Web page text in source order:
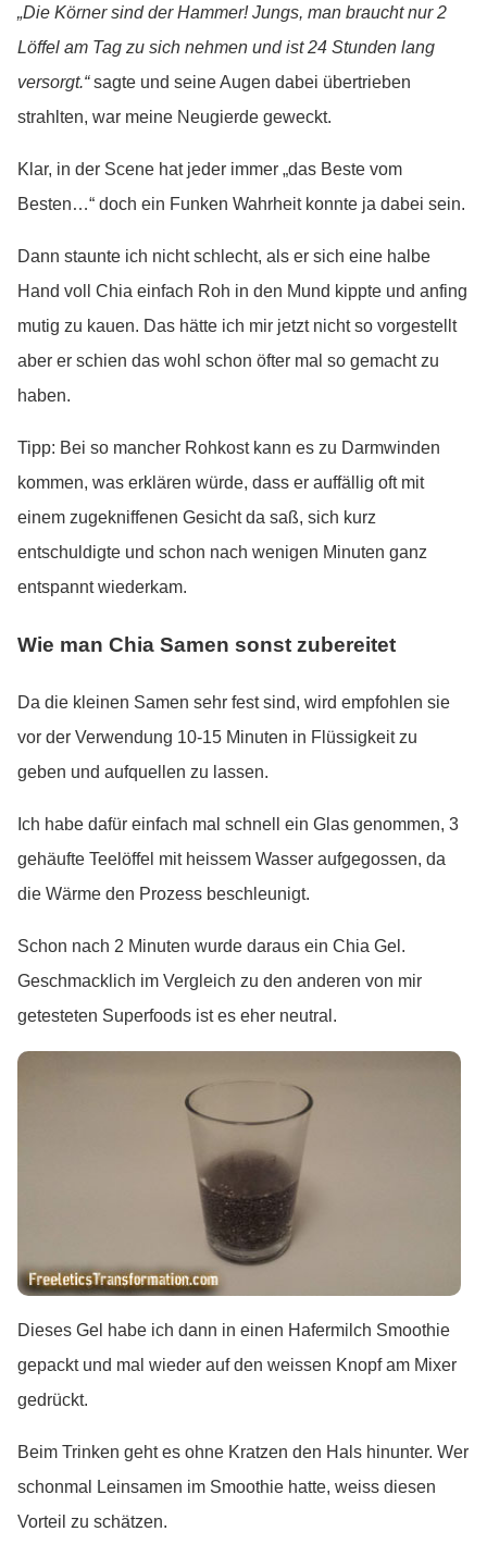
„Die Körner sind der Hammer! Jungs, man braucht nur 2
Löffel am Tag zu sich nehmen und ist 24 Stunden lang
versorgt.“sagte und seine Augen dabei übertrieben
strahlten, war meine Neugierde geweckt.
Klar, in der Scene hat jeder immer „das Beste vom
Besten…“ doch ein Funken Wahrheit konnte ja dabei sein.
Dann staunte ich nicht schlecht, als er sich eine halbe
Hand voll Chia einfach Roh in den Mund kippte und anfing
mutig zu kauen. Das hätte ich mir jetzt nicht so vorgestellt
aber er schien das wohl schon öfter mal so gemacht zu
haben.
Tipp: Bei so mancher Rohkost kann es zu Darmwinden
kommen, was erklären würde, dass er auffällig oft mit
einem zugekniffenen Gesicht da saß, sich kurz
entschuldigte und schon nach wenigen Minuten ganz
entspannt wiederkam.
Wie man Chia Samen sonst zubereitet
Da die kleinen Samen sehr fest sind, wird empfohlen sie
vor der Verwendung 10-15 Minuten in Flüssigkeit zu
geben und aufquellen zu lassen.
Ich habe dafür einfach mal schnell ein Glas genommen, 3
gehäufte Teelöffel mit heissem Wasser aufgegossen, da
die Wärme den Prozess beschleunigt.
Schon nach 2 Minuten wurde daraus ein Chia Gel.
Geschmacklich im Vergleich zu den anderen von mir
getesteten Superfoods ist es eher neutral.
Dieses Gel habe ich dann in einen Hafermilch Smoothie
gepackt und mal wieder auf den weissen Knopf am Mixer
gedrückt.
Beim Trinken geht es ohne Kratzen den Hals hinunter. Wer
schonmal Leinsamen im Smoothie hatte, weiss diesen
Vorteil zu schätzen.